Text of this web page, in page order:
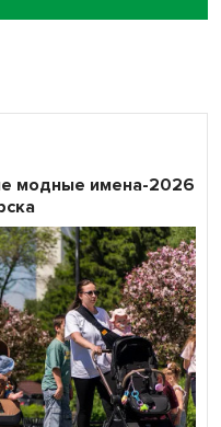
объявляет
модные имена-2026